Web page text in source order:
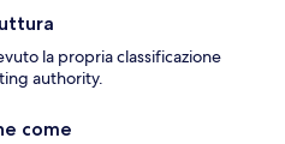
la propria classificazione
authority.
come